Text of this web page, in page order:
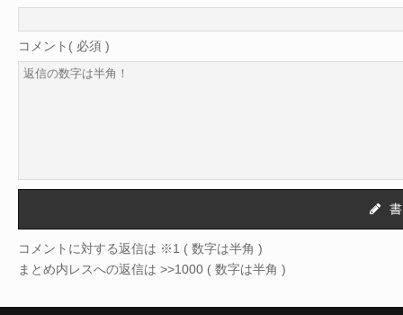
コメント( 必須 )
コメントに対する返信は ※1 ( 数字は半角 )
まとめ内レスへの返信は >>1000 ( 数字は半角 )